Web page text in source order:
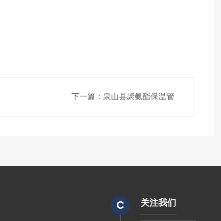
下一篇： 泉山县聚氨酯保温管
C 关注我们